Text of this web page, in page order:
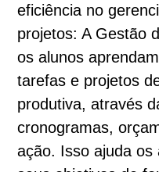
eficiência no
projetos: A Gestão
os alunos
tarefas e projetos
produtiva, através
cronogramas,
ação. Isso ajuda os